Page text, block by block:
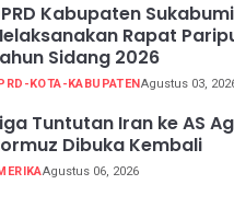
Kabupaten
Rapat
Sidang 2026
KOTA-KABUPATEN Agustus 03,
Tuntutan Iran ke AS
Dibuka Kembali
Agustus 06, 2026